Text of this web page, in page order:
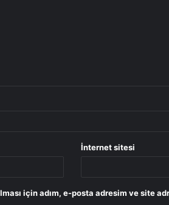
İnternet sitesi
için adım, e-posta adresim ve site